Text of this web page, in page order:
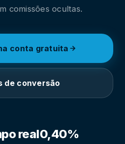
comissões ocultas.
conta gratuita
de conversão
real0,40%